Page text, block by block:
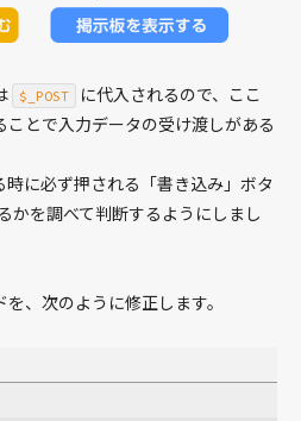
$_POST
に代入されるので、ここ
とで入力データの受け渡しがある
に必ず押される「書き込み」ボタ
かを調べて判断するようにしまし
、次のように修正します。